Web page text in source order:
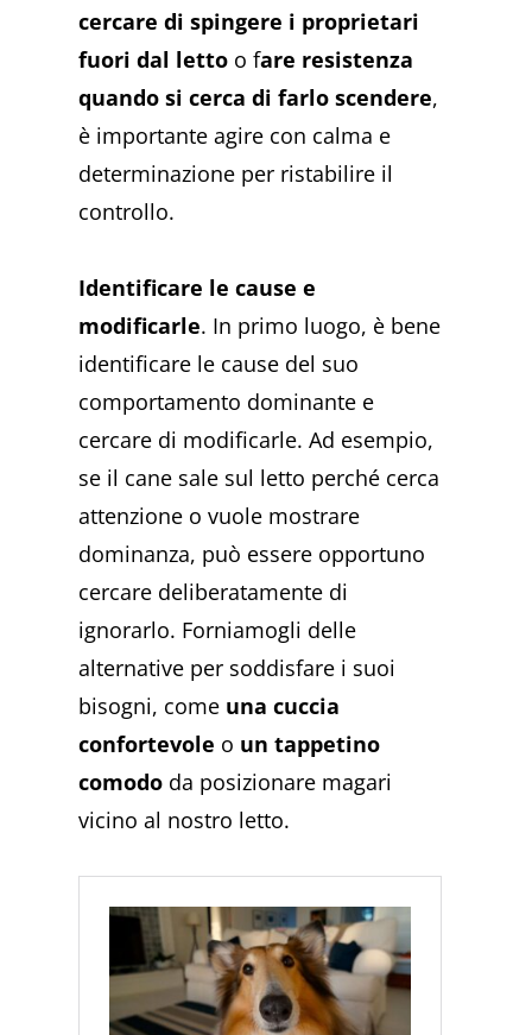
cercare di spingere i proprietari
fuori dal letto o fare resistenza
quando si cerca di farlo scendere,
è importante agire con calma e
determinazione per ristabilire il
controllo.
Identificare le cause e
modificarle. In primo luogo, è bene
identificare le cause del suo
comportamento dominante e
cercare di modificarle. Ad esempio,
se il cane sale sul letto perché cerca
attenzione o vuole mostrare
dominanza, può essere opportuno
cercare deliberatamente di
ignorarlo. Forniamogli delle
alternative per soddisfare i suoi
bisogni, come una cuccia
confortevole o un tappetino
comodo da posizionare magari
vicino al nostro letto.